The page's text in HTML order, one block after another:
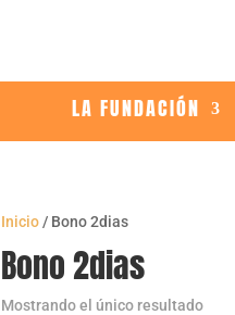
LA FUNDACIÓN
Inicio / Bono 2dias
Bono 2dias
Mostrando el único resultado